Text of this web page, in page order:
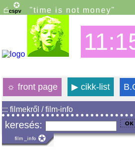
"time is not money"
☼ front page ▶cikk-list
::: filmekről / film-info
keresés: